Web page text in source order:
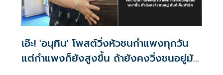
เอ๊ะ! 'อนุทิน' โพสต์วิ่งหัวชนกำแพงทุกวัน
แต่กำแพงก็ยังสูงขึ้น ถ้ายังคงวิ่งชนอยู่มัน